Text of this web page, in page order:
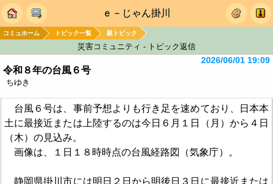
ｅ－じゃん掛川
コミュホーム トピック一覧 親トピック
災害コミュニティ - トピック返信
令和８年の台風６号
ちゆき
2026/06/01 19:09
台風６号は、事前予想よりも行き足を速めており、日本本
土に最接近または上陸するのは今日６月１日（月）から４日
（木）の見込み。
画像は、１日１８時時点の台風経路図（気象庁）。
静岡県掛川市には明日２日から明後日３日に最接近または